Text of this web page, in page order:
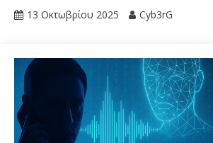
13 Οκτωβρίου 2025 Cyb3rG